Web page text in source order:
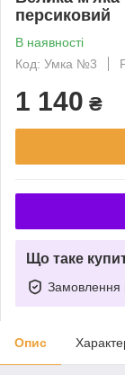
персиковий
В наявності
Код: Умка №3
1 140 ₴
Що таке
Замовлення
Опис